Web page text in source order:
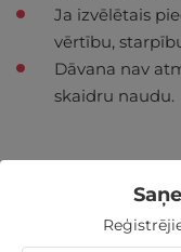
Ja izvēlētais
vērtību,
Dāvana nav
skaidru naudu.
Nekādas